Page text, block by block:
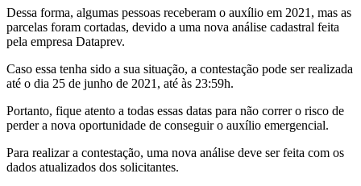
Dessa forma, algumas pessoas receberam o auxílio em 2021, mas as
parcelas foram cortadas, devido a uma nova análise cadastral feita
pela empresa Dataprev.
Caso essa tenha sido a sua situação, a contestação pode ser realizada
até o dia 25 de junho de 2021, até às 23:59h.
Portanto, fique atento a todas essas datas para não correr o risco de
perder a nova oportunidade de conseguir o auxílio emergencial.
Para realizar a contestação, uma nova análise deve ser feita com os
dados atualizados dos solicitantes.